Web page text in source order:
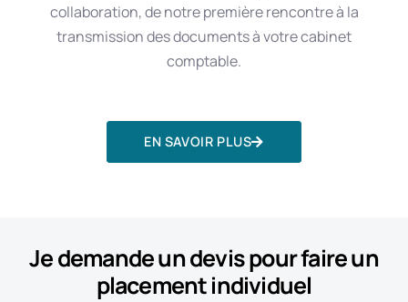
collaboration, de notre première rencontre à la
transmission des documents à votre cabinet
comptable.
EN SAVOIR PLUS
Je demande un devis pour faire un
placement individuel